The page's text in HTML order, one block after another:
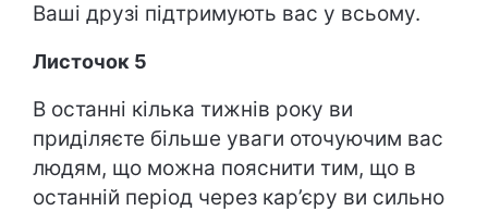
Ваші друзі підтримують вас у всьому.
Листочок 5
В останні кілька тижнів року ви
приділяєте більше уваги оточуючим вас
людям, що можна пояснити тим, що в
останній період через кар’єру ви сильно